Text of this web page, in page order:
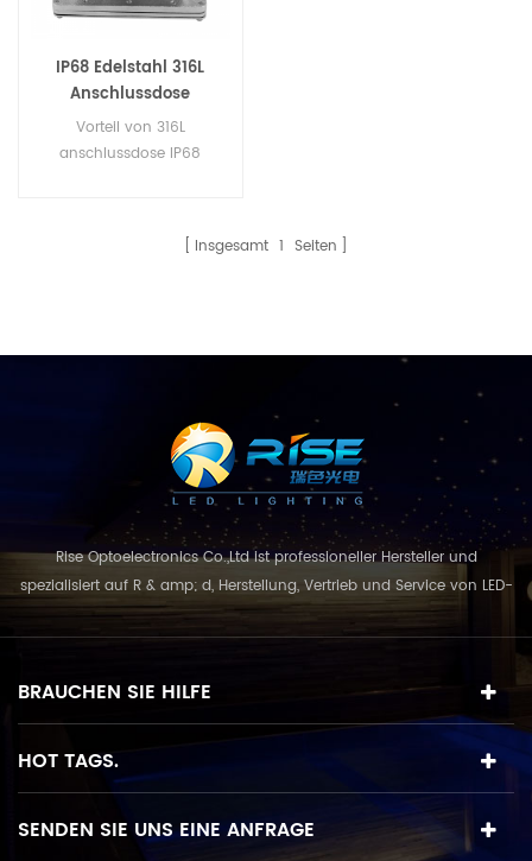
IP68 Edelstahl 316L
Anschlussdose
Vorteil von 316L
anschlussdose IP68
Demontage, schnell
überprüfen Innere
Körpergröße: L140 * W140
Edelstahl 316L Abdeckung:
Gehärtete Gallonen und
316L-Platte Optionale
Lochposition: 9PCS
(MAX.)
Insgesamt 1 Seiten
Rise Optoelectronics Co.,Ltd ist professioneller Hersteller und
spezialisiert auf R & amp; d, Herstellung, Vertrieb und Service von LED-
Beleuchtungsprodukte, mit einer breiten Auswahl an
Beleuchtungseinheiten für Wohn-, Gewerbe-, und
"Qualität zuerst, Service in erster Linie", kombinie...
BRAUCHEN SIE HILFE
HOT TAGS.
SENDEN SIE UNS EINE ANFRAGE